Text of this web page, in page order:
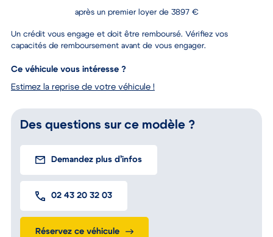
après un premier loyer de 3897 €
Un crédit vous engage et doit être remboursé. Vérifiez vos
capacités de remboursement avant de vous engager.
Ce véhicule vous intéresse ?
Estimez la reprise de votre véhicule !
Des questions sur ce modèle ?
Demandez plus d’infos
02 43 20 32 03
Réservez ce véhicule